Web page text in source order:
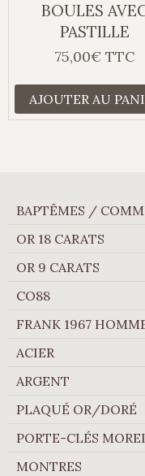
BOULES
PASTILLE
75,00€ TTC
AJOUTER AU
BAPTÊMES /
OR 18 CARATS
OR 9 CARATS
CO88
FRANK 1967
ACIER
ARGENT
PLAQUÉ OR/DORÉ
PORTE-CLÉS
MONTRES